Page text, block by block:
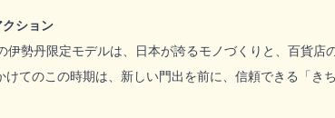
ション
伊勢丹限定モデルは、日本が誇るモノづくりと、百貨店
てのこの時期は、新しい門出を前に、信頼できる「き